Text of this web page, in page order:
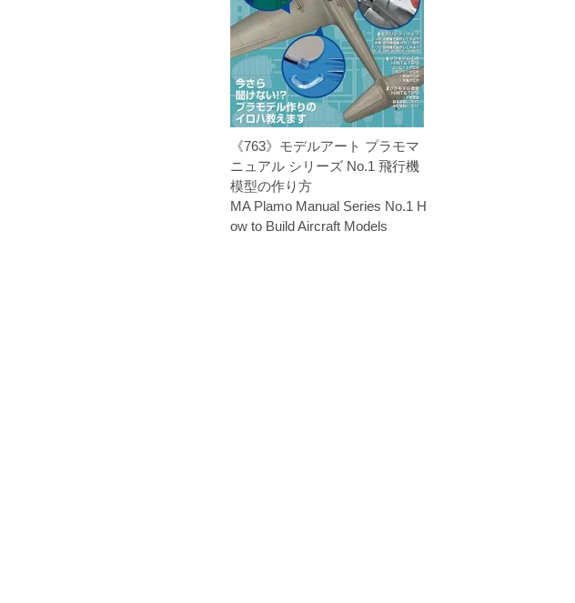
《763》モデルアート プラモマ
ニュアル シリーズ No.1 飛行機
模型の作り方
MA Plamo Manual Series No.1 H
ow to Build Aircraft Models